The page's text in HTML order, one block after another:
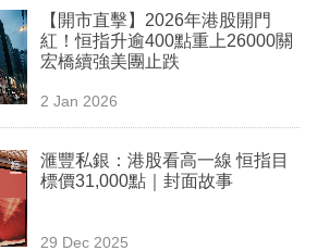
【開市直擊】2026年港股開門
紅！恒指升逾400點重上26000關
宏橋續強美團止跌
2 Jan 2026
滙豐私銀：港股看高一線 恒指目
標價31,000點｜封面故事
29 Dec 2025